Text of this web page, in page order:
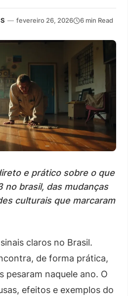
— fevereiro 26, 2026 6 min Read
e prático sobre o que
no brasil, das mudanças
culturais que marcaram
claros no Brasil.
de forma prática,
pesaram naquele ano. O
efeitos e exemplos do